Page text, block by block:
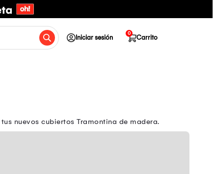
Iniciar sesión Carrito
0
nuevos cubiertos Tramontina de madera.